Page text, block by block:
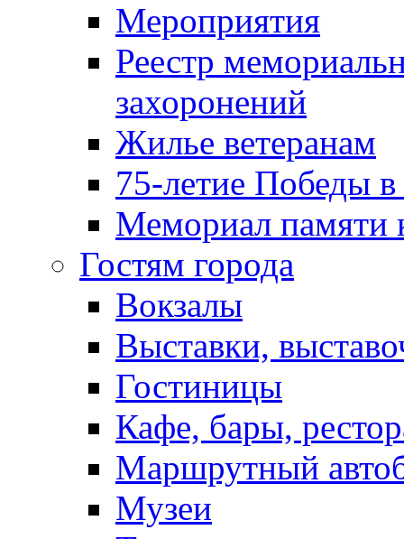
Мероприятия
Реестр
захоронений
Жилье ветеранам
75-летие Победы
Мемориал памяти
Гостям города
Вокзалы
Выставки,
Гостиницы
Кафе, бары,
Маршрутный
Музеи